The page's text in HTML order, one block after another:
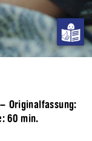
Originalfassung:
60 min.